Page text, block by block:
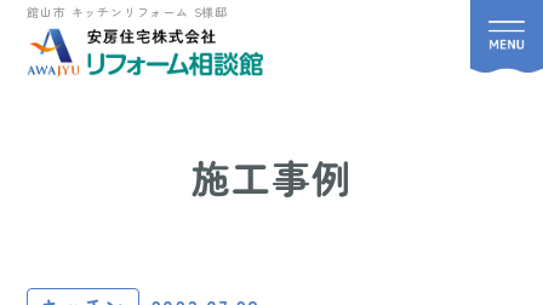
館山市 キッチンリフォーム S様邸
施工事例